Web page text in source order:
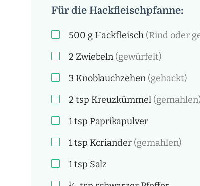
Für die Hackfleischpfanne:
500 gHackfleisch (Rind oder
2 Zwiebeln (gewürfelt)
3 Knoblauchzehen (gehackt)
2 tsp Kreuzkümmel (gemahlen)
1tsp Paprikapulver
1tsp Koriander (gemahlen)
1tsp Salz
1